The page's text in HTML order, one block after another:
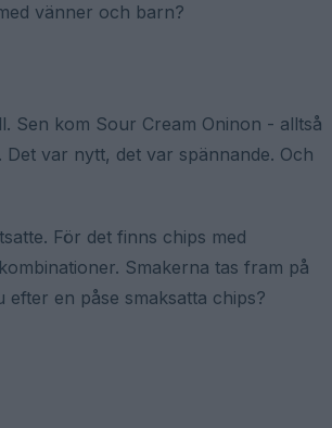
vänner och barn?
Sen kom Sour Cream Oninon - alltså
var nytt, det var spännande. Och
För det finns chips med
Smakerna tas fram på
en påse smaksatta chips?